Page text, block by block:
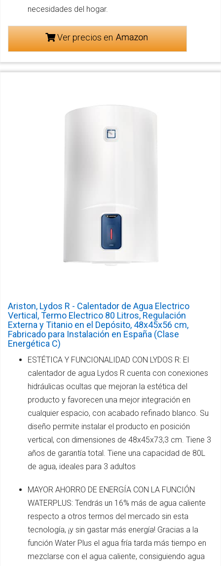
necesidades del hogar.
Ver precios en
Ariston, Lydos R - Calentador de Agua Electrico
Vertical, Termo Electrico 80 Litros, Regulación
Externa y Titanio en el Depósito, 48x45x56 cm,
Fabricado para Instalación en España (Clase
Energética C)
ESTÉTICA Y FUNCIONALIDAD CON LYDOS R: El
calentador de agua Lydos R cuenta con conexiones
hidráulicas ocultas que mejoran la estética del
producto y favorecen una mejor integración en
cualquier espacio, con acabado refinado blanco. Su
diseño permite instalar el producto en posición
vertical, con dimensiones de 48x45x73,3 cm. Tiene 3
años de garantía total. Tiene una capacidad de 80L
de agua, ideales para 3 adultos
MAYOR AHORRO DE ENERGÍA CON LA FUNCIÓN
WATERPLUS: Tendrás un 16% más de agua caliente
respecto a otros termos del mercado sin esta
tecnología, ¡y sin gastar más energía! Gracias a la
función Water Plus el agua fría tarda más tiempo en
mezclarse con el agua caliente, consiguiendo agua